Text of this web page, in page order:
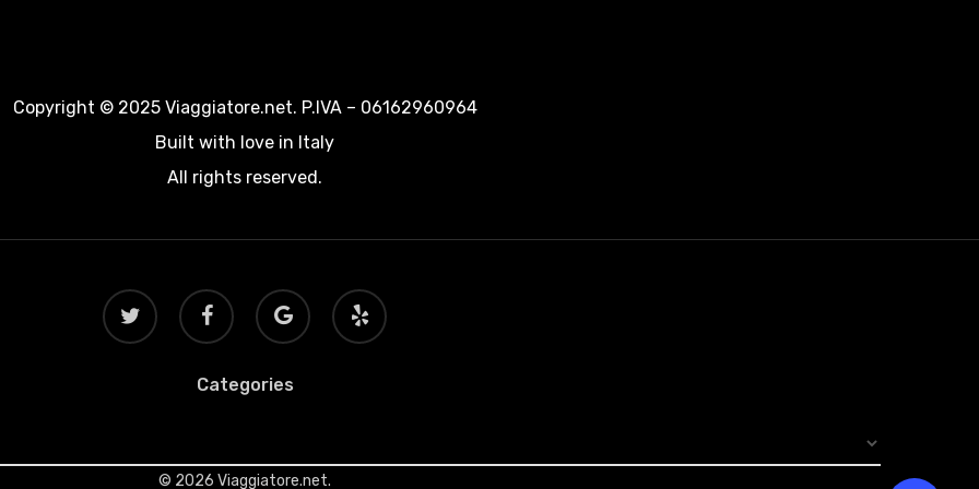
Copyright © 2025 Viaggiatore.net. P.IVA – 06162960964
Built with love in Italy
All rights reserved.
twitter facebook
google-
plus
yelp
Categories
© 2026 Viaggiatore.net.